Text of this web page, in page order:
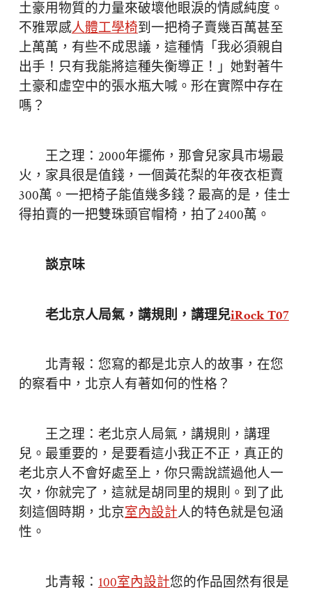
土豪用物質的力量來破壞他眼淚的情感純度。
不雅眾感人體工學椅到一把椅子賣幾百萬甚至
上萬萬，有些不成思議，這種情「我必須親自
出手！只有我能將這種失衡導正！」她對著牛
土豪和虛空中的張水瓶大喊。形在實際中存在
嗎？
王之理：2000年擺佈，那會兒家具市場最
火，家具很是值錢，一個黃花梨的年夜衣柜賣
300萬。一把椅子能值幾多錢？最高的是，佳士
得拍賣的一把雙珠頭官帽椅，拍了2400萬。
談京味
老北京人局氣，講規則，講理兒iRock T07
北青報：您寫的都是北京人的故事，在您
的察看中，北京人有著如何的性格？
王之理：老北京人局氣，講規則，講理
兒。最重要的，是要看這小我正不正，真正的
老北京人不會好處至上，你只需說謊過他人一
次，你就完了，這就是胡同里的規則。到了此
刻這個時期，北京室內設計人的特色就是包涵
性。
北青報： 100室內設計您的作品固然有很是